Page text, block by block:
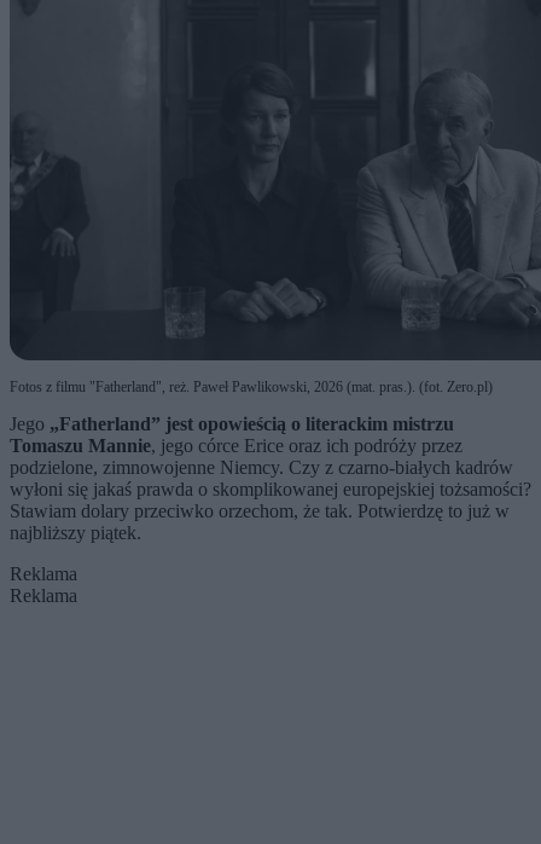
Fotos z filmu "Fatherland", reż. Paweł Pawlikowski, 2026 (mat. pras.). (fot. Zero.pl)
Jego „Fatherland” jest opowieścią o literackim mistrzu
Tomaszu Mannie, jego córce Erice oraz ich podróży przez
podzielone, zimnowojenne Niemcy. Czy z czarno-białych kadrów
wyłoni się jakaś prawda o skomplikowanej europejskiej tożsamości?
Stawiam dolary przeciwko orzechom, że tak. Potwierdzę to już w
najbliższy piątek.
Reklama
Reklama